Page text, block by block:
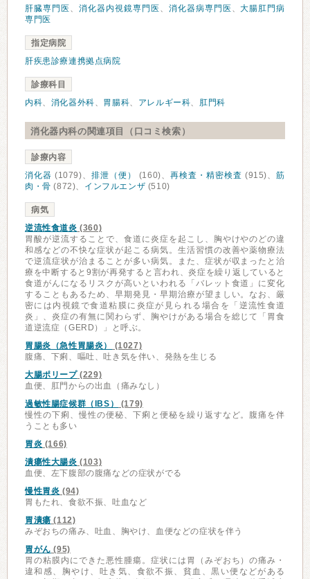
肝臓専門医 、 消化器内視鏡専門医 、 消化器病専門医 、大腸肛門病
専門医
指定病院
肝疾患診療連携拠点病院
診療科目
内科、 消化器外科、 胃腸科、 アレルギー科、 肛門科
消化器内科の関連項目（口コミ検索）
診療内容
消化器 (1079)、 排泄（便） (160)、再検査・精密検査 (915)、筋
肉・骨 (872)、 インフルエンザ (510)
病気
逆流性食道炎 (360)
胃酸が逆流することで、食道に炎症を起こし、胸やけやのどの違
和感などの不快な症状が起こる病気。生活習慣の改善や薬物療法
で逆流症状が治まることが多い病気。また、症状が収まったと治
療を中断すると9割が再発すると言われ、炎症を繰り返していると
食道がんになるリスクが高いといわれる「バレット食道」に変化
することもあるため、早期発見・早期治療が望ましい。なお、厳
密には内視鏡で食道粘膜に炎症が見られる場合を「逆流性食道
炎」、炎症の有無に関わらず、胸やけがある場合を総じて「胃食
道逆流症（GERD）」と呼ぶ。
胃腸炎（急性胃腸炎）
(1027)
腹痛、下痢、嘔吐、吐き気を伴い、発熱を生じる
大腸ポリープ(229)
血便、肛門からの出血（痛みなし）
過敏性腸症候群（IBS）
(179)
慢性の下痢、慢性の便秘、下痢と便秘を繰り返すなど。腹痛を伴
うことも多い
胃炎 (166)
潰瘍性大腸炎 (103)
血便、左下腹部の腹痛などの症状がでる
慢性胃炎 (94)
胃もたれ、食欲不振、吐血など
胃潰瘍 (112)
みぞおちの痛み、吐血、胸やけ、血便などの症状を伴う
胃がん (95)
胃の粘膜内にできた悪性腫瘍。症状には胃（みぞおち）の痛み・
違和感、胸やけ、吐き気、食欲不振、貧血、黒い便などがある